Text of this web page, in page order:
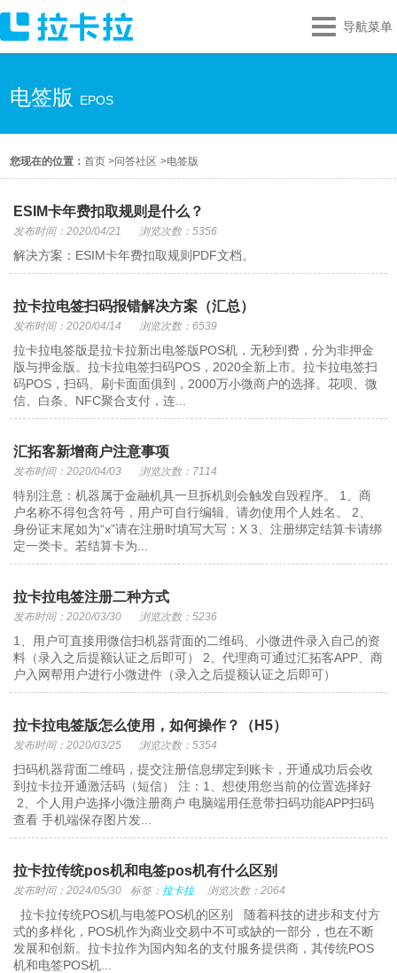
导航菜单
电签版 EPOS
您现在的位置：首页 >问答社区 >电签版
ESIM卡年费扣取规则是什么？
发布时间：2020/04/21 浏览次数：5356
解决方案：ESIM卡年费扣取规则PDF文档。
拉卡拉电签扫码报错解决方案（汇总）
发布时间：2020/04/14 浏览次数：6539
拉卡拉电签版是拉卡拉新出电签版POS机，无秒到费，分为非押金
版与押金版。拉卡拉电签扫码POS，2020全新上市。拉卡拉电签扫
码POS，扫码、刷卡面面俱到，2000万小微商户的选择。花呗、微
信、白条、NFC聚合支付，连...
汇拓客新增商户注意事项
发布时间：2020/04/03 浏览次数：7114
特别注意：机器属于金融机具一旦拆机则会触发自毁程序。 1、商
户名称不得包含符号，用户可自行编辑、请勿使用个人姓名。 2、
身份证末尾如为“x”请在注册时填写大写：X 3、注册绑定结算卡请绑
定一类卡。若结算卡为...
拉卡拉电签注册二种方式
发布时间：2020/03/30 浏览次数：5236
1、用户可直接用微信扫机器背面的二维码、小微进件录入自己的资
料（录入之后提额认证之后即可） 2、代理商可通过汇拓客APP、商
户入网帮用户进行小微进件（录入之后提额认证之后即可）
拉卡拉电签版怎么使用，如何操作？（H5）
发布时间：2020/03/25 浏览次数：5354
扫码机器背面二维码，提交注册信息绑定到账卡，开通成功后会收
到拉卡拉开通激活码（短信） 注：1、想使用您当前的位置选择好
2、个人用户选择小微注册商户 电脑端用任意带扫码功能APP扫码
查看 手机端保存图片发...
拉卡拉传统pos机和电签pos机有什么区别
发布时间：2024/05/30 标签： 拉卡拉 浏览次数：2064
拉卡拉传统POS机与电签POS机的区别 随着科技的进步和支付方
式的多样化，POS机作为商业交易中不可或缺的一部分，也在不断
发展和创新。拉卡拉作为国内知名的支付服务提供商，其传统POS
机和电签POS机...